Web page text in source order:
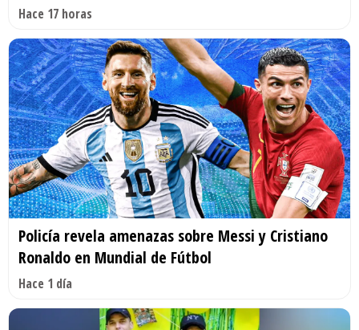
Hace 17 horas
Policía revela amenazas sobre Messi y Cristiano
Ronaldo en Mundial de Fútbol
Hace 1 día